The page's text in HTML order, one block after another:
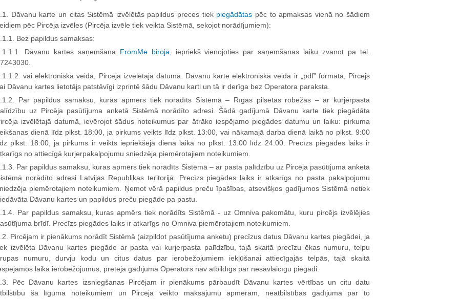
Dāvanu karte un citas Sistēmā izvēlētās papildus preces tiek piegādātas pēc to apmaksas vienā no šādiem
pēc Pircēja izvēles (Pircēja izvēle tiek veikta Sistēmā, sekojot norādījumiem):
Bez papildus samaksas:
Dāvanu kartes saņemšana FromMe birojā , iepriekš vienojoties par saņemšanas laiku zvanot pa tel.
vai elektroniskā veidā, Pircēja izvēlētajā datumā. Dāvanu karte elektroniskā veidā ir „pdf” formātā, Pircējs
Dāvanu kartes lietotājs patstāvīgi izprintē šādu Dāvanu karti un tā ir derīga bez Operatora paraksta.
Par papildus samaksu, kuras apmērs tiek norādīts Sistēmā – Rīgas pilsētas robežās – ar kurjerpasta
uz Pircēja pasūtījuma anketā Sistēmā norādīto adresi. Šādā gadījumā Dāvanu karte tiek piegādāta
izvēlētajā datumā, ievērojot šādus noteikumus par ātrāko iespējamo piegādes datumu un laiku: pirkuma
dienā līdz plkst. 18:00, ja pirkums veikts līdz plkst. 13:00, vai nākamajā darba dienā laikā no plkst. 9:00
plkst. 18:00, ja pirkums ir veikts iepriekšējā dienā laikā no plkst. 13:00 līdz 24:00. Precīzs piegādes laiks ir
no attiecīgā kurjerpakalpojumu sniedzēja piemērotajiem noteikumiem.
Par papildus samaksu, kuras apmērs tiek norādīts Sistēmā – ar pasta palīdzību uz Pircēja pasūtījuma anketā
norādīto adresi Latvijas Republikas teritorijā. Precīzs piegādes laiks ir atkarīgs no pasta pakalpojumu
piemērotajiem noteikumiem. Ņemot vērā papildus preču īpašības, atsevišķos gadījumos Sistēmā netiek
Dāvanu kartes un papildus preču piegāde pa pastu.
Par papildus samaksu, kuras apmērs tiek norādīts Sistēmā - uz Omniva pakomātu, kuru pircējs izvēlējies
brīdī. Precīzs piegādes laiks ir atkarīgs no Omniva piemērotajiem noteikumiem.
Pircējam ir pienākums norādīt Sistēmā (aizpildot pasūtījuma anketu) precīzus datus Dāvanu kartes piegādei, ja
izvēlēta Dāvanu kartes piegāde ar pasta vai kurjerpasta palīdzību, tajā skaitā precīzu ēkas numuru, telpu
numuru, durvju kodu un citus datus par ierobežojumiem iekļūšanai attiecīgajās telpās, tajā skaitā
laika ierobežojumus, pretējā gadījumā Operators nav atbildīgs par nesavlaicīgu piegādi.
Pēc Dāvanu kartes izsniegšanas Pircējam ir pienākums pārbaudīt Dāvanu kartes vērtības un citu datu
šā līguma noteikumiem un Pircēja veikto maksājumu apmēram, neatbilstības gadījumā par to